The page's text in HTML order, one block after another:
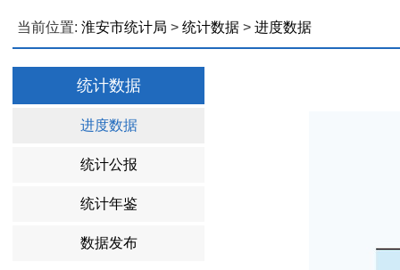
当前位置: 淮安市统计局 > 统计数据 > 进度数据
统计数据
进度数据
统计公报
统计年鉴
数据发布